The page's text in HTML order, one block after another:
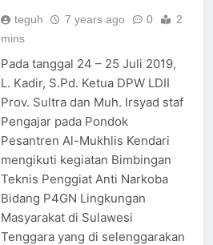
teguh 7 years ago 0
2
mins
Pada tanggal 24 – 25 Juli 2019,
L. Kadir, S.Pd. Ketua DPW LDII
Prov. Sultra dan Muh. Irsyad staf
Pengajar pada Pondok
Pesantren Al-Mukhlis Kendari
mengikuti kegiatan Bimbingan
Teknis Penggiat Anti Narkoba
Bidang P4GN Lingkungan
Masyarakat di Sulawesi
Tenggara yang di selenggarakan